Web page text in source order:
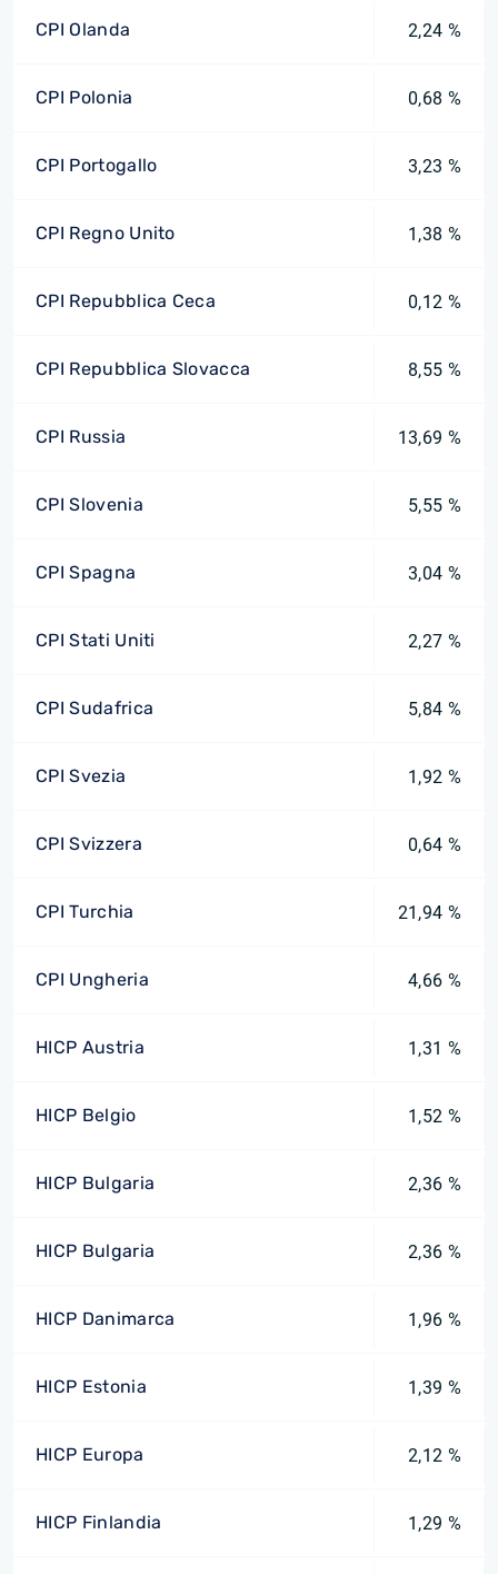
CPI Olanda 2,24 %
CPI Polonia 0,68 %
CPI Portogallo 3,23 %
CPI Regno Unito 1,38 %
CPI Repubblica Ceca 0,12 %
CPI Repubblica Slovacca 8,55 %
CPI Russia 13,69 %
CPI Slovenia 5,55 %
CPI Spagna 3,04 %
CPI Stati Uniti 2,27 %
CPI Sudafrica 5,84 %
CPI Svezia 1,92 %
CPI Svizzera 0,64 %
CPI Turchia 21,94 %
CPI Ungheria 4,66 %
HICP Austria 1,31 %
HICP Belgio 1,52 %
HICP Bulgaria 2,36 %
HICP Bulgaria 2,36 %
HICP Danimarca 1,96 %
HICP Estonia 1,39 %
HICP Europa 2,12 %
HICP Finlandia 1,29 %